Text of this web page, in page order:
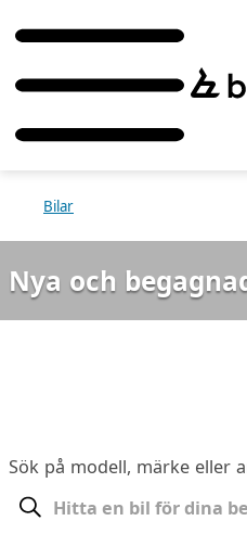
Bilar
Nya och
Sök på modell, märke eller